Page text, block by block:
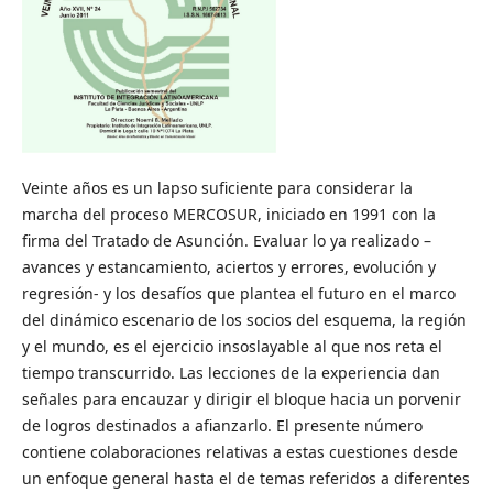
Veinte años es un lapso suficiente para considerar la
marcha del proceso MERCOSUR, iniciado en 1991 con la
firma del Tratado de Asunción. Evaluar lo ya realizado –
avances y estancamiento, aciertos y errores, evolución y
regresión- y los desafíos que plantea el futuro en el marco
del dinámico escenario de los socios del esquema, la región
y el mundo, es el ejercicio insoslayable al que nos reta el
tiempo transcurrido. Las lecciones de la experiencia dan
señales para encauzar y dirigir el bloque hacia un porvenir
de logros destinados a afianzarlo. El presente número
contiene colaboraciones relativas a estas cuestiones desde
un enfoque general hasta el de temas referidos a diferentes